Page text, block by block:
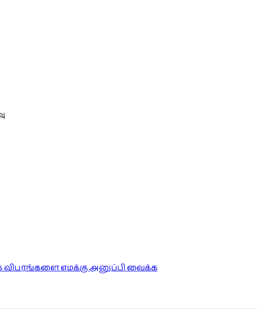
விபரங்களை எமக்கு அனுப்பி வைக்க